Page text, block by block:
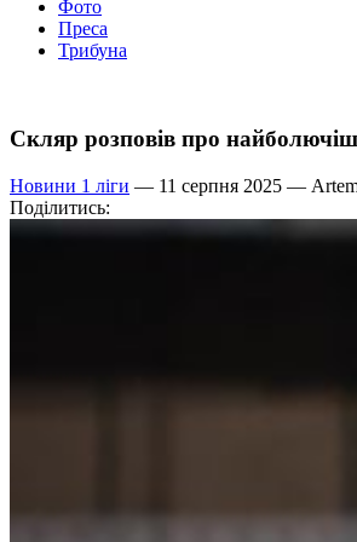
Фото
Преса
Трибуна
Скляр розповів про
Новини 1 ліги — 11 серпня 2025 —
Поділитись: